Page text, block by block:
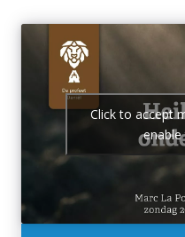
Click to accept